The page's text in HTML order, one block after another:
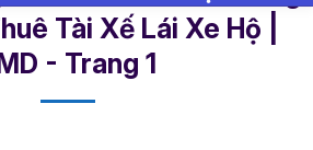
Tài Xế Lái Xe Hộ |
- Trang 1​